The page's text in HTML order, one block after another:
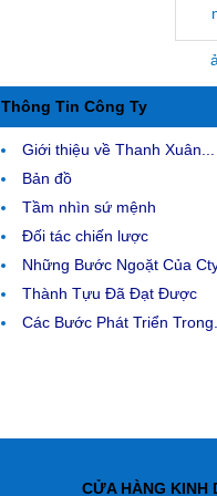
Thông Tin Công Ty
Giới thiệu về Thanh Xuân...
Bản đồ
Tầm nhìn sứ mệnh
Đối tác chiến lược
Những Bước Ngoặt Của
Thành Tựu Đã Đạt Được
Các Bước Phát Triển
CỬA HÀNG KINH